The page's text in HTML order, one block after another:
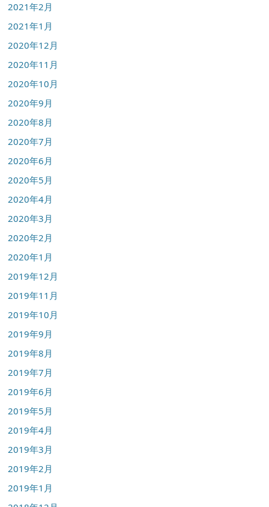
2021年2月
2021年1月
2020年12月
2020年11月
2020年10月
2020年9月
2020年8月
2020年7月
2020年6月
2020年5月
2020年4月
2020年3月
2020年2月
2020年1月
2019年12月
2019年11月
2019年10月
2019年9月
2019年8月
2019年7月
2019年6月
2019年5月
2019年4月
2019年3月
2019年2月
2019年1月